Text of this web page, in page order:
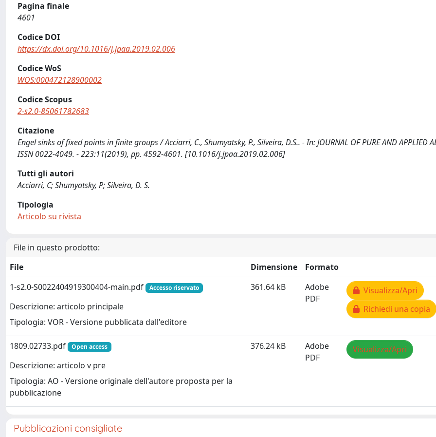
Pagina finale
4601
Codice DOI
https://dx.doi.org/10.1016/j.jpaa.2019.02.006
Codice WoS
WOS:000472128900002
Codice Scopus
2-s2.0-85061782683
Citazione
Engel sinks of fixed points in finite groups / Acciarri, C., Shumyatsky, P., Silveira, D.S.. - In: JOURNAL OF PURE AND APPLIED
ISSN 0022-4049. - 223:11(2019), pp. 4592-4601. [10.1016/j.jpaa.2019.02.006]
Tutti gli autori
Acciarri, C; Shumyatsky, P; Silveira, D. S.
Tipologia
Articolo su rivista
File in questo prodotto:
File
Dimensione
Formato
1-s2.0-S0022404919300404-main.pdf
Accesso riservato
Descrizione: articolo principale
Tipologia: VOR - Versione pubblicata dall'editore
361.64 kB
Adobe
PDF
Visualizza/Apri
Richiedi una copia
1809.02733.pdf Open access
Descrizione: articolo v pre
Tipologia: AO - Versione originale dell'autore proposta per la
pubblicazione
376.24 kB
Adobe
PDF
Visualizza/Apri
Pubblicazioni consigliate